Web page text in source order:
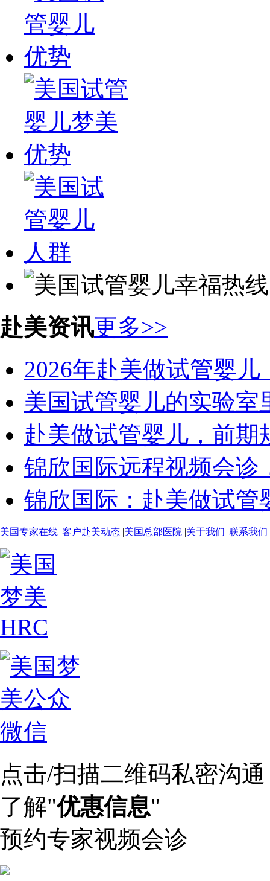
赴美资讯更多>>
2026年赴美做试管婴儿
美国试管婴儿的实验室
赴美做试管婴儿，前期
锦欣国际远程视频会诊
锦欣国际：赴美做试管
美国专家在线 |客户赴美动态 |美国总部医院 |关于我们 |联系我们
点击/扫描二维码私密沟通
了解"优惠信息"
预约专家视频会诊